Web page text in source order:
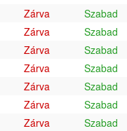
Zárva
Szabad
Zárva
Szabad
Zárva
Szabad
Zárva
Szabad
Zárva
Szabad
Zárva
Szabad
Zárva
Szabad